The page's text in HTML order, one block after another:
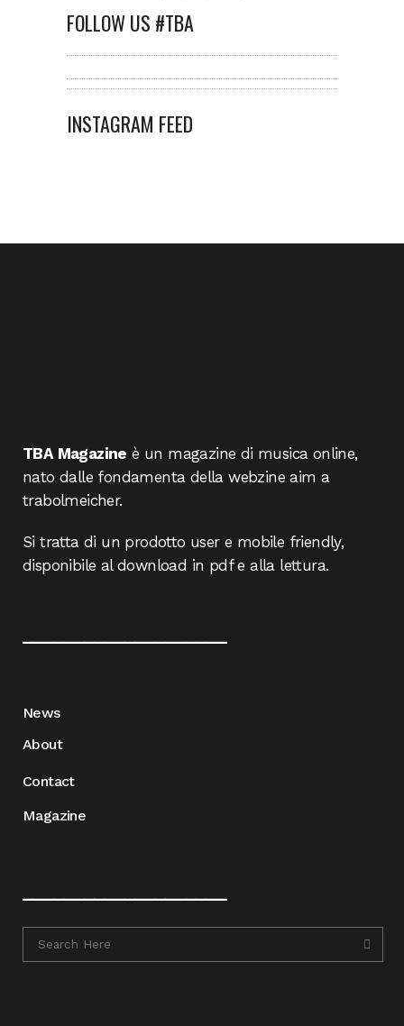
FOLLOW US #TBA
INSTAGRAM FEED
TBA Magazine è un magazine di musica online,
nato dalle fondamenta della webzine aim a
trabolmeicher.
Si tratta di un prodotto user e mobile friendly,
disponibile al download in pdf e alla lettura.
News
About
Contact
Magazine